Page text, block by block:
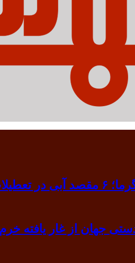
مرداد
یافته خرم آباد بیرون آمد/ دندانی که ۳۹